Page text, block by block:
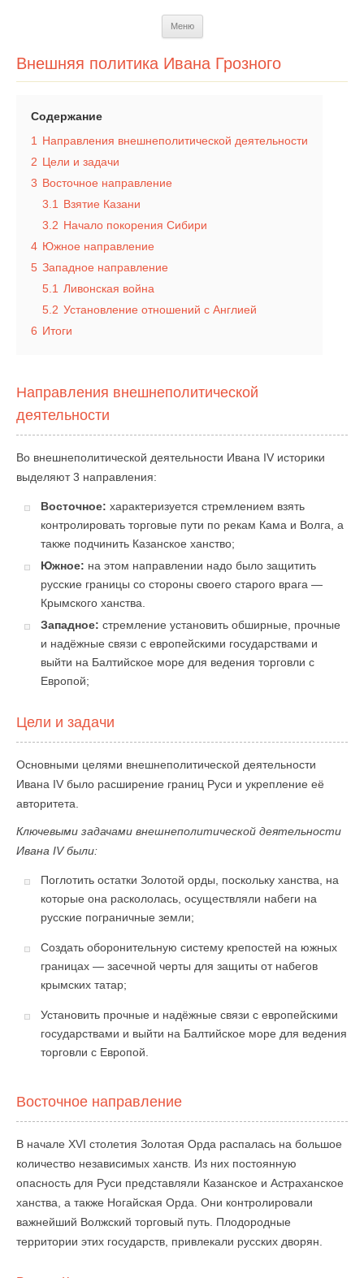
Меню
Внешняя политика Ивана Грозного
Содержание
1
Направления внешнеполитической деятельности
2 Цели и задачи
3 Восточное направление
3.1
Взятие Казани
3.2 Начало покорения Сибири
4 Южное направление
5 Западное направление
5.1
Ливонская война
5.2 Установление отношений с Англией
6 Итоги
Направления внешнеполитической
деятельности
Во внешнеполитической деятельности Ивана IV историки
выделяют 3 направления:
Восточное: характеризуется стремлением взять
контролировать торговые пути по рекам Кама и Волга, а
также подчинить Казанское ханство;
Южное: на этом направлении надо было защитить
русские границы со стороны своего старого врага —
Крымского ханства.
Западное: стремление установить обширные, прочные
и надёжные связи с европейскими государствами и
выйти на Балтийское море для ведения торговли с
Европой;
Цели и задачи
Основными целями внешнеполитической деятельности
Ивана IV было расширение границ Руси и укрепление её
авторитета.
Ключевыми задачами внешнеполитической деятельности
Ивана IV были:
Поглотить остатки Золотой орды, поскольку ханства, на
которые она раскололась, осуществляли набеги на
русские пограничные земли;
Создать оборонительную систему крепостей на южных
границах — засечной черты для защиты от набегов
крымских татар;
Установить прочные и надёжные связи с европейскими
государствами и выйти на Балтийское море для ведения
торговли с Европой.
Восточное направление
В начале XVI столетия Золотая Орда распалась на большое
количество независимых ханств. Из них постоянную
опасность для Руси представляли Казанское и Астраханское
ханства, а также Ногайская Орда. Они контролировали
важнейший Волжский торговый путь. Плодородные
территории этих государств, привлекали русских дворян.